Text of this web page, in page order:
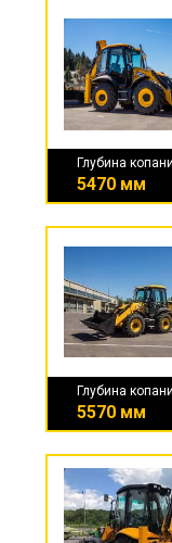
Глубина
5470 мм
Глубина
5570 мм